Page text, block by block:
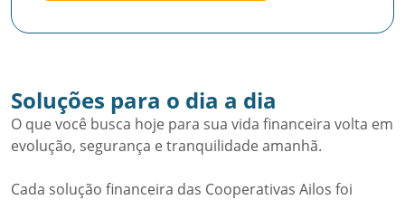
Soluções para o dia a dia
O que você busca hoje para sua vida financeira volta em
evolução, segurança e tranquilidade amanhã.
Cada solução financeira das Cooperativas Ailos foi